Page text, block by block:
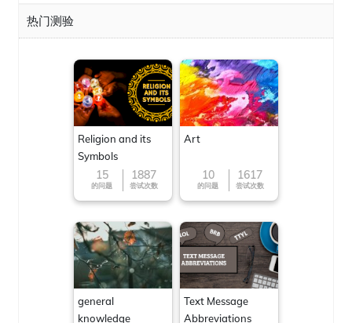
热门测验
Religion and its
Symbols
15
的问题
1887
尝试次数
Art
10
的问题
1617
尝试次数
general
knowledge
Text Message
Abbreviations